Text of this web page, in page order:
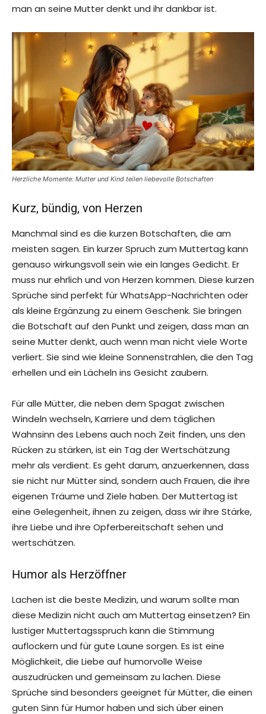
man an seine Mutter denkt und ihr dankbar ist.
Herzliche Momente: Mutter und Kind teilen liebevolle Botschaften
Kurz, bündig, von Herzen
Manchmal sind es die kurzen Botschaften, die am
meisten sagen. Ein kurzer Spruch zum Muttertag kann
genauso wirkungsvoll sein wie ein langes Gedicht. Er
muss nur ehrlich und von Herzen kommen. Diese kurzen
Sprüche sind perfekt für WhatsApp-Nachrichten oder
als kleine Ergänzung zu einem Geschenk. Sie bringen
die Botschaft auf den Punkt und zeigen, dass man an
seine Mutter denkt, auch wenn man nicht viele Worte
verliert. Sie sind wie kleine Sonnenstrahlen, die den Tag
erhellen und ein Lächeln ins Gesicht zaubern.
Für alle Mütter, die neben dem Spagat zwischen
Windeln wechseln, Karriere und dem täglichen
Wahnsinn des Lebens auch noch Zeit finden, uns den
Rücken zu stärken, ist ein Tag der Wertschätzung
mehr als verdient. Es geht darum, anzuerkennen, dass
sie nicht nur Mütter sind, sondern auch Frauen, die ihre
eigenen Träume und Ziele haben. Der Muttertag ist
eine Gelegenheit, ihnen zu zeigen, dass wir ihre Stärke,
ihre Liebe und ihre Opferbereitschaft sehen und
wertschätzen.
Humor als Herzöffner
Lachen ist die beste Medizin, und warum sollte man
diese Medizin nicht auch am Muttertag einsetzen? Ein
lustiger Muttertagsspruch kann die Stimmung
auflockern und für gute Laune sorgen. Es ist eine
Möglichkeit, die Liebe auf humorvolle Weise
auszudrücken und gemeinsam zu lachen. Diese
Sprüche sind besonders geeignet für Mütter, die einen
guten Sinn für Humor haben und sich über einen